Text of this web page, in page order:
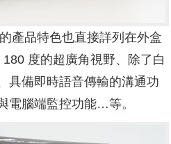
產品特色也直接詳列在外盒
度的超廣角視野、除了白
具備即時語音傳輸的溝通功
電腦端監控功能…等。